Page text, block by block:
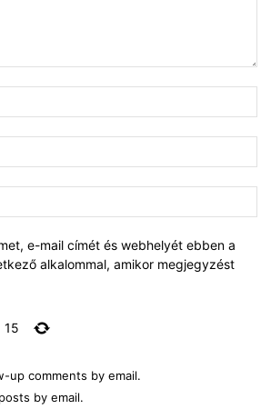
e-mail címét és webhelyét ebben a
alkalommal, amikor megjegyzést
15
up comments by email.
by email.